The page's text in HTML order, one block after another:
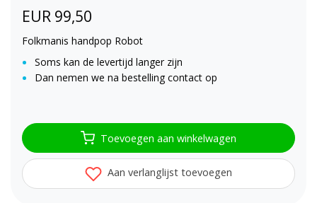
EUR 99,50
Folkmanis handpop Robot
Soms kan de levertijd langer zijn
Dan nemen we na bestelling contact op
Toevoegen aan winkelwagen
Aan verlanglijst toevoegen